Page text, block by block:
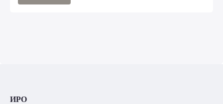
ИРО